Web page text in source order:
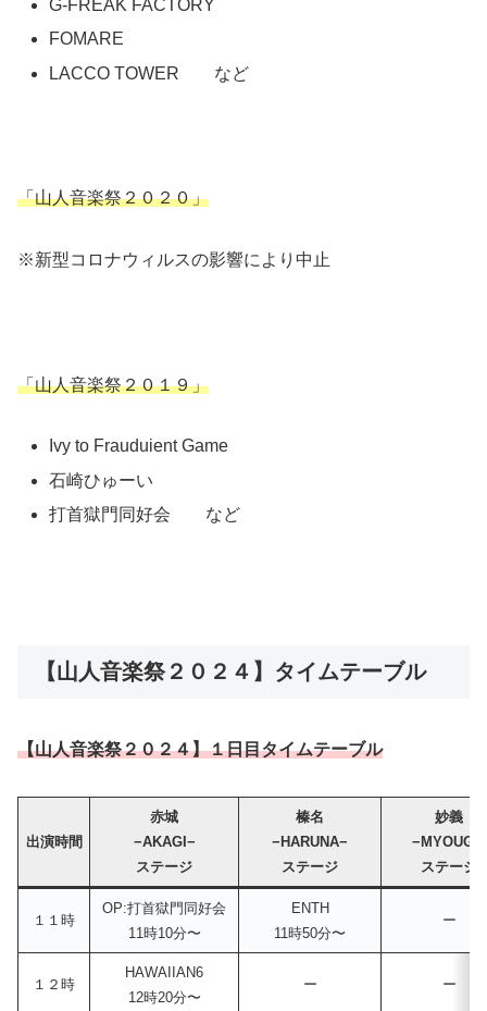
G-FREAK FACTORY
FOMARE
LACCO TOWER など
「山人音楽祭２０２０」
※新型コロナウィルスの影響により中止
「山人音楽祭２０１９」
Ivy to Frauduient Game
石崎ひゅーい
打首獄門同好会 など
【山人音楽祭２０２４】タイムテーブル
【山人音楽祭２０２４】１日目タイムテーブル
出演時間
赤城
−AKAGI−
ステージ
榛名
−HARUNA−
ステージ
妙義
−MYOUGI−
ステージ
１１時
OP:打首獄門同好会
11時10分〜
ENTH
11時50分〜
ー
１２時
HAWAIIAN6
12時20分〜
ー ー